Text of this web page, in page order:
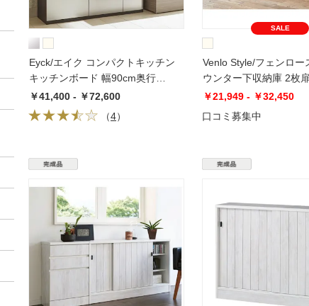
Eyck/エイク コンパクトキッチン
キッチンボード 幅90cm奥行
40.5cm高さ180cm
￥41,400 - ￥72,600
（4）
SALE
Venlo Style/フェンロー
ウンター下収納庫 2枚
幅80cm
￥21,949 - ￥32,450
口コミ募集中